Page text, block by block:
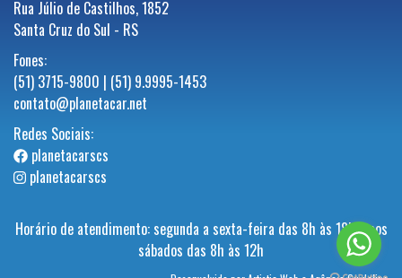
Rua Júlio de Castilhos, 1852
Santa Cruz do Sul - RS
Fones:
(51) 3715-9800 | (51) 9.9995-1453
contato@planetacar.net
Redes Sociais:
planetacarscs
planetacarscs
Horário de atendimento: segunda a sexta-feira das 8h às 18h e aos
sábados das 8h às 12h